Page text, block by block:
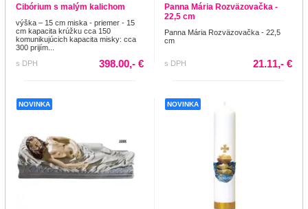
Cibórium s malým kalichom
výška – 15 cm miska - priemer - 15
cm kapacita krúžku cca 150
komunikujúcich kapacita misky: cca
300 prijím...
s DPH
398.00,- €
Panna Mária Rozväzovačka -
22,5 cm
Panna Mária Rozväzovačka - 22,5
cm
s DPH 21.11,- €
NOVINKA NOVINKA